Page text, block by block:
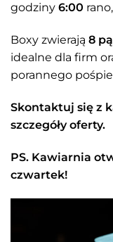
godziny 6:00 rano,
Boxy zwierają 8
idealne dla firm
porannego
Skontaktuj się z
szczegóły oferty.
PS. Kawiarnia
czwartek!